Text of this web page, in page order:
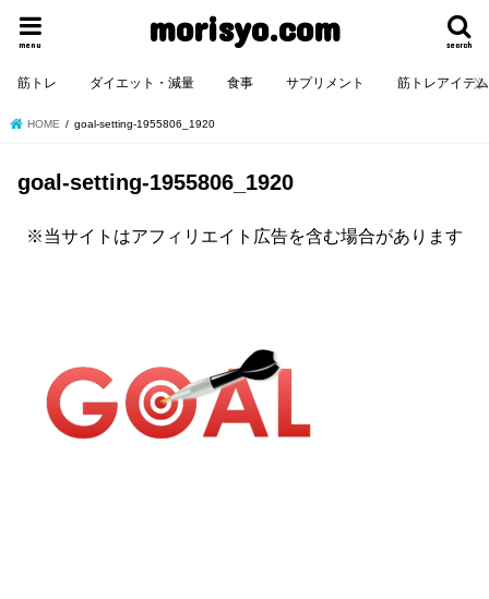
morisyo.com search
menu
筋トレ ダイエット・減量 食事 サプリメント 筋トレアイテム
HOME goal-setting-1955806_1920
goal-setting-1955806_1920
※当サイトはアフィリエイト広告を含む場合があります